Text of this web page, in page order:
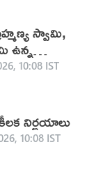
స్వామి,
ఉన్న
10:08 IST
నిర్ణయాలు
10:08 IST